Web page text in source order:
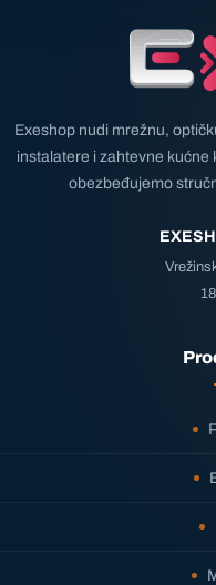
Exeshop nudi mrežnu,
instalatere i zahtevne
obezbeđujemo